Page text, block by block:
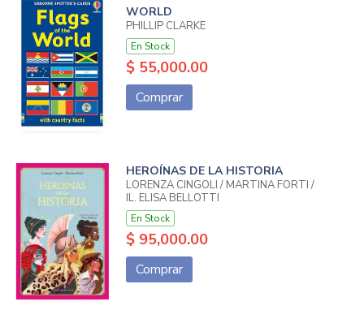
WORLD
PHILLIP CLARKE
En Stock
$ 55,000.00
Comprar
HEROÍNAS DE LA HISTORIA
LORENZA CINGOLI / MARTINA FORTI /
IL. ELISA BELLOTTI
En Stock
$ 95,000.00
Comprar